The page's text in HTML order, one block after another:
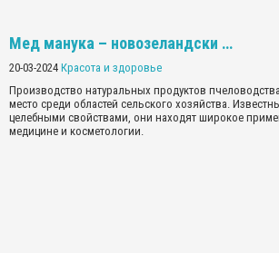
Мед манука – новозеландски …
20-03-2024 Красота и здоровье
Производство натуральных продуктов
место среди областей сельского хозяйства.
целебными свойствами, они находят широкое
медицине и косметологии.